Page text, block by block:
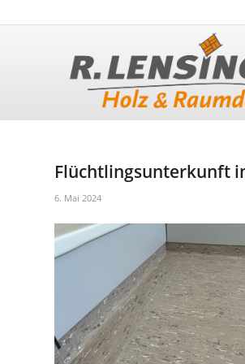
Flüchtlingsunterkunft
6. Mai 2024